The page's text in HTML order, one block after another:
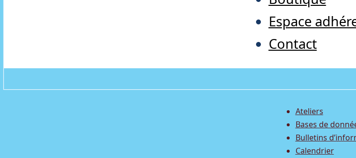
Espace
Contact
Ateliers
Bases de
Bulletins
Calendrier